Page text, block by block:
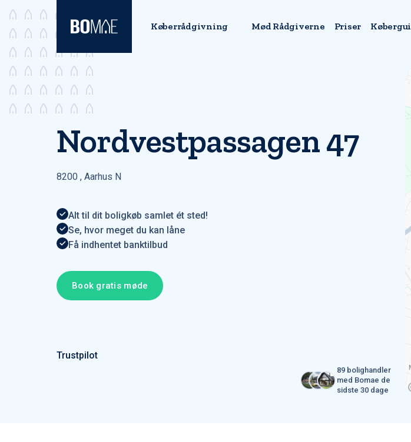
Køberrådgivning Mød Rådgiverne Priser
Nordvestpassagen 47
8200 , Aarhus N
Alt til dit boligkøb samlet ét sted!
Se, hvor meget du kan låne
Få indhentet banktilbud
Book gratis møde
Trustpilot
89 bolighandler
med Bomae de
sidste 30 dage